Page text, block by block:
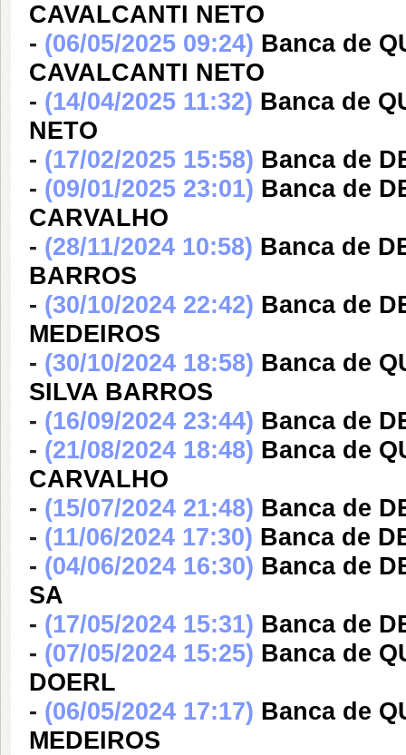
CAVALCANTI NETO
- (06/05/2025 09:24) Banca de
CAVALCANTI NETO
- (14/04/2025 11:32) Banca de
NETO
- (17/02/2025 15:58) Banca de
- (09/01/2025 23:01) Banca de
CARVALHO
- (28/11/2024 10:58) Banca de
BARROS
- (30/10/2024 22:42) Banca de
MEDEIROS
- (30/10/2024 18:58) Banca de
SILVA BARROS
- (16/09/2024 23:44) Banca de
- (21/08/2024 18:48) Banca de
CARVALHO
- (15/07/2024 21:48) Banca de
- (11/06/2024 17:30) Banca de
- (04/06/2024 16:30) Banca de
SA
- (17/05/2024 15:31) Banca de
- (07/05/2024 15:25) Banca de
DOERL
- (06/05/2024 17:17) Banca de
MEDEIROS